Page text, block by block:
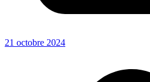
21 octobre 2024